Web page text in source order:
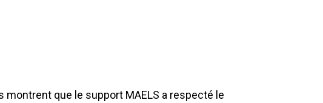
montrent que le support MAELS a respecté le